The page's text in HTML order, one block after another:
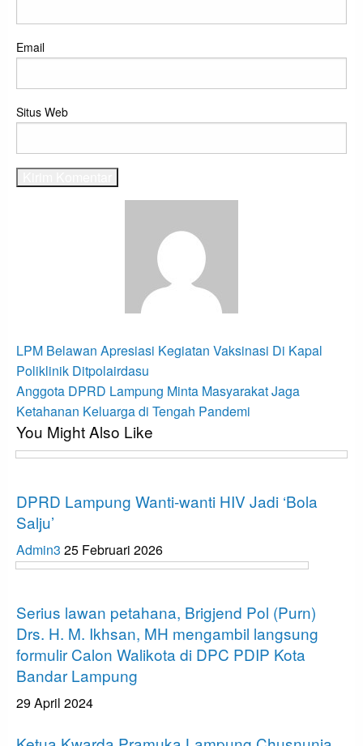
Email
Situs Web
Navigasi
pos
Previous
Post
LPM Belawan Apresiasi Kegiatan Vaksinasi Di Kapal
Poliklinik Ditpolairdasu
Next
Post
Anggota DPRD Lampung Minta Masyarakat Jaga
Ketahanan Keluarga di Tengah Pandemi
You Might Also Like
DPRD Lampung Wanti-wanti HIV Jadi ‘Bola
Salju’
Admin3 25 Februari 2026
Serius lawan petahana, Brigjend Pol (Purn)
Drs. H. M. Ikhsan, MH mengambil langsung
formulir Calon Walikota di DPC PDIP Kota
Bandar Lampung
29 April 2024